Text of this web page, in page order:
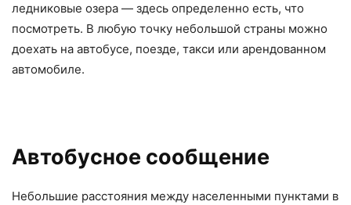
ледниковые озера — здесь определенно есть, что
посмотреть. В любую точку небольшой страны можно
доехать на автобусе, поезде, такси или арендованном
автомобиле.
Автобусное сообщение
Небольшие расстояния между населенными пунктами в